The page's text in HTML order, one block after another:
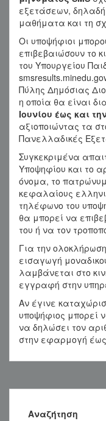
εξετάσεων, δηλαδή
μαθήματα και τη
Οι υποψήφιοι
επιβεβαιώσουν το
του Υπουργείου
Πύλης Δημόσιας
η οποία θα είναι
Ιουνίου έως και
αξιοποιώντας τα
Πανελλαδικές
Συγκεκριμένα
Υποψηφίου και το
όνομα, το
κεφαλαίους
τηλέφωνο του
θα μπορεί να
του ή να τον
Για την
εισαγωγή
λαμβάνεται στο
εγγραφή στην
Αν έγινε
υποψήφιος μπορεί
να δηλώσει τον
στην εφαρμογή
Αναζήτηση